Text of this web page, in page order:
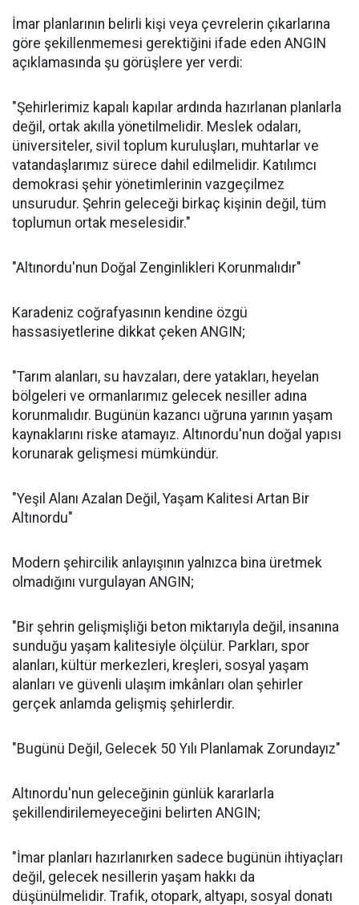
İmar planlarının belirli kişi veya çevrelerin çıkarlarına
göre şekillenmemesi gerektiğini ifade eden ANGIN
açıklamasında şu görüşlere yer verdi:
"Şehirlerimiz kapalı kapılar ardında hazırlanan planlarla
değil, ortak akılla yönetilmelidir. Meslek odaları,
üniversiteler, sivil toplum kuruluşları, muhtarlar ve
vatandaşlarımız sürece dahil edilmelidir. Katılımcı
demokrasi şehir yönetimlerinin vazgeçilmez
unsurudur. Şehrin geleceği birkaç kişinin değil, tüm
toplumun ortak meselesidir."
"Altınordu'nun Doğal Zenginlikleri Korunmalıdır"
Karadeniz coğrafyasının kendine özgü
hassasiyetlerine dikkat çeken ANGIN;
"Tarım alanları, su havzaları, dere yatakları, heyelan
bölgeleri ve ormanlarımız gelecek nesiller adına
korunmalıdır. Bugünün kazancı uğruna yarının yaşam
kaynaklarını riske atamayız. Altınordu'nun doğal yapısı
korunarak gelişmesi mümkündür.
"Yeşil Alanı Azalan Değil, Yaşam Kalitesi Artan Bir
Altınordu"
Modern şehircilik anlayışının yalnızca bina üretmek
olmadığını vurgulayan ANGIN;
"Bir şehrin gelişmişliği beton miktarıyla değil, insanına
sunduğu yaşam kalitesiyle ölçülür. Parkları, spor
alanları, kültür merkezleri, kreşleri, sosyal yaşam
alanları ve güvenli ulaşım imkânları olan şehirler
gerçek anlamda gelişmiş şehirlerdir.
"Bugünü Değil, Gelecek 50 Yılı Planlamak Zorundayız"
Altınordu'nun geleceğinin günlük kararlarla
şekillendirilemeyeceğini belirten ANGIN;
"İmar planları hazırlanırken sadece bugünün ihtiyaçları
değil, gelecek nesillerin yaşam hakkı da
düşünülmelidir. Trafik, otopark, altyapı, sosyal donatı